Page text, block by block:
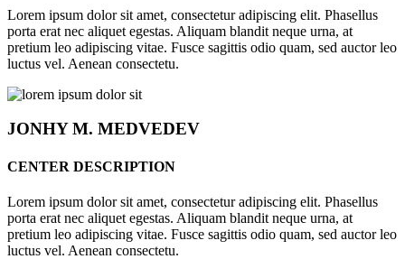
Lorem ipsum dolor sit amet, consectetur adipiscing elit. Phasellus
porta erat nec aliquet egestas. Aliquam blandit neque urna, at
pretium leo adipiscing vitae. Fusce sagittis odio quam, sed auctor leo
luctus vel. Aenean consectetu.
JONHYM. MEDVEDEV
CENTER DESCRIPTION
Lorem ipsum dolor sit amet, consectetur adipiscing elit. Phasellus
porta erat nec aliquet egestas. Aliquam blandit neque urna, at
pretium leo adipiscing vitae. Fusce sagittis odio quam, sed auctor leo
luctus vel. Aenean consectetu.